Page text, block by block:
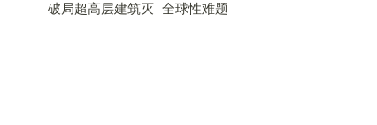
全球性难题